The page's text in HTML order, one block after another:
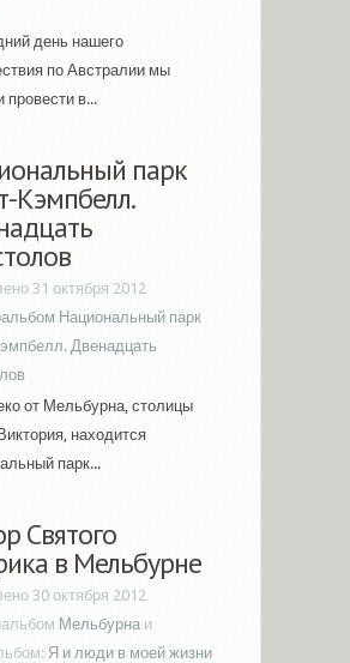
день нашего
по Австралии мы
провести в...
парк
Кэмпбелл.
31 октября 2012
Национальный парк
Двенадцать
от Мельбурна, столицы
находится
парк...
Святого
в Мельбурне
30 октября 2012
Мельбурна и
Я и люди в моей жизни